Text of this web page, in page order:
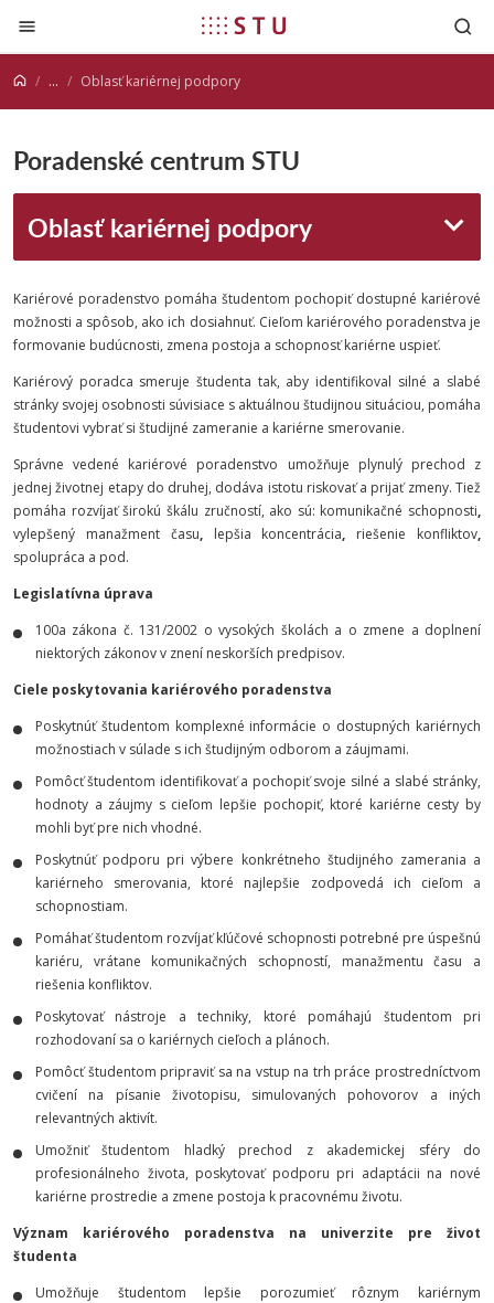
Prejsť na obsah
... Oblasť kariérnej podpory
Poradenské centrum STU
Oblasť kariérnej podpory
Kariérové poradenstvo pomáha študentom pochopiť dostupné kariérové
možnosti a spôsob, ako ich dosiahnuť. Cieľom kariérového poradenstva je
formovanie budúcnosti, zmena postoja a schopnosť kariérne uspieť.
Kariérový poradca smeruje študenta tak, aby identifikoval silné a slabé
stránky svojej osobnosti súvisiace s aktuálnou študijnou situáciou, pomáha
študentovi vybrať si študijné zameranie a kariérne smerovanie.
Správne vedené kariérové poradenstvo umožňuje plynulý prechod z
jednej životnej etapy do druhej, dodáva istotu riskovať a prijať zmeny. Tiež
pomáha rozvíjať širokú škálu zručností, ako sú: komunikačné schopnosti,
vylepšený manažment času, lepšia koncentrácia, riešenie konfliktov,
spolupráca a pod.
Legislatívna úprava
100a zákona č. 131/2002 o vysokých školách a o zmene a doplnení
niektorých zákonov v znení neskorších predpisov.
Ciele poskytovania kariérového poradenstva
Poskytnúť študentom komplexné informácie o dostupných kariérnych
možnostiach v súlade s ich študijným odborom a záujmami.
Pomôcť študentom identifikovať a pochopiť svoje silné a slabé stránky,
hodnoty a záujmy s cieľom lepšie pochopiť, ktoré kariérne cesty by
mohli byť pre nich vhodné.
Poskytnúť podporu pri výbere konkrétneho študijného zamerania a
kariérneho smerovania, ktoré najlepšie zodpovedá ich cieľom a
schopnostiam.
Pomáhať študentom rozvíjať kľúčové schopnosti potrebné pre úspešnú
kariéru, vrátane komunikačných schopností, manažmentu času a
riešenia konfliktov.
Poskytovať nástroje a techniky, ktoré pomáhajú študentom pri
rozhodovaní sa o kariérnych cieľoch a plánoch.
Pomôcť študentom pripraviť sa na vstup na trh práce prostredníctvom
cvičení na písanie životopisu, simulovaných pohovorov a iných
relevantných aktivít.
Umožniť študentom hladký prechod z akademickej sféry do
profesionálneho života, poskytovať podporu pri adaptácii na nové
kariérne prostredie a zmene postoja k pracovnému životu.
Význam kariérového poradenstva na univerzite pre život
študenta
Umožňuje študentom lepšie porozumieť rôznym kariérnym